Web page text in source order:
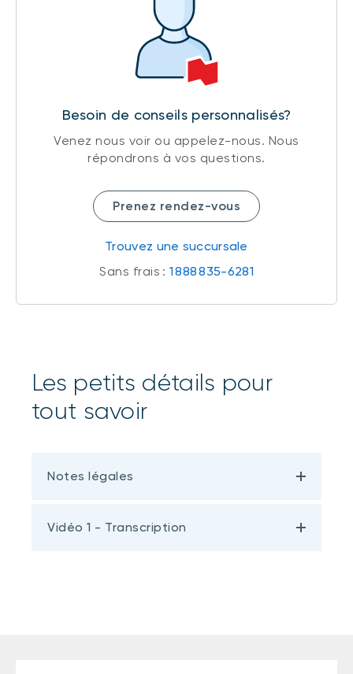
Besoin de conseils personnalisés?
Venez nous voir ou appelez-nous. Nous
répondrons à vos questions.
Prenez rendez-vous
Trouvez une succursale
Sans frais : 1 888 835-6281
Les petits détails pour
tout savoir
Notes légales
Vidéo 1 - Transcription